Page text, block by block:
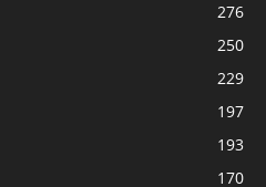
276
250
229
197
193
170